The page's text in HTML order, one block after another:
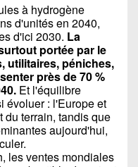
à hydrogène
d'unités en 2040,
d'ici 2030. La
portée par le
utilitaires, péniches,
près de 70 %
Et l'équilibre
évoluer : l'Europe et
du terrain, tandis que
aujourd'hui,
les ventes mondiales